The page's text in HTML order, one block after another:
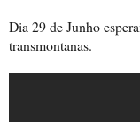
Dia 29 de Junho
transmontanas.